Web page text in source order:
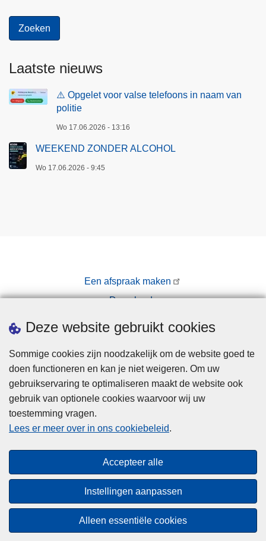
Deze website gebruikt cookies
Sommige cookies zijn noodzakelijk om de website goed te
doen functioneren en kan je niet weigeren. Om uw
gebruikservaring te optimaliseren maakt de website ook
gebruik van optionele cookies waarvoor wij uw
toestemming vragen.
Lees er meer over in ons cookiebeleid.
Accepteer alle
Instellingen aanpassen
Alleen essentiële cookies
Laatste nieuws
⚠️ Opgelet voor valse telefoons in naam van
politie
Wo 17.06.2026 - 13:16
WEEKEND ZONDER ALCOHOL
Wo 17.06.2026 - 9:45
Een afspraak maken
Downloads
Privacy
Cookies
Toegankelijkheid
© 2026 Politie.be